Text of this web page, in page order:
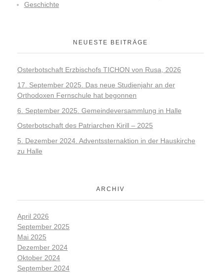
Geschichte
NEUESTE BEITRÄGE
Osterbotschaft Erzbischofs TICHON von Rusa, 2026
17. September 2025. Das neue Studienjahr an der
Orthodoxen Fernschule hat begonnen
6. September 2025. Gemeindeversammlung in Halle
Osterbotschaft des Patriarchen Kirill – 2025
5. Dezember 2024. Adventssternaktion in der Hauskirche
zu Halle
ARCHIV
April 2026
September 2025
Mai 2025
Dezember 2024
Oktober 2024
September 2024